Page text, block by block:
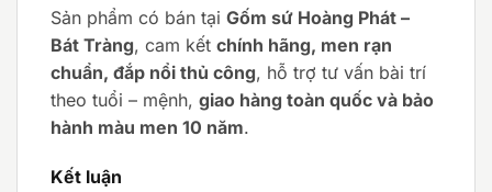
Sản phẩm có bán tại Gốm sứ Hoàng Phát –
Bát Tràng, cam kết chính hãng, men rạn
chuẩn, đắp nổi thủ công, hỗ trợ tư vấn bài trí
theo tuổi – mệnh, giao hàng toàn quốc và bảo
hành màu men 10 năm.
Kết luận